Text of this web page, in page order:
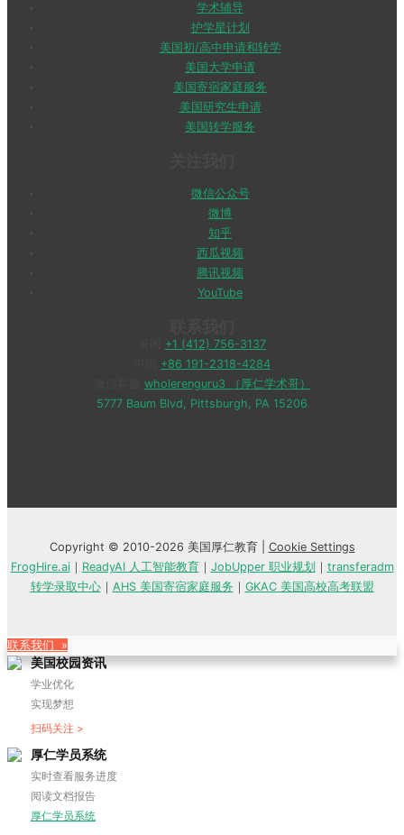
学术辅导
护学星计划
美国初/高中申请和转学
美国大学申请
美国寄宿家庭服务
美国研究生申请
美国转学服务
微信公众号
微博
知乎
西瓜视频
腾讯视频
YouTube
+1 (412) 756-3137
+86 191-2318-4284
wholerenguru3 （厚仁学术哥）
5777 Baum Blvd, Pittsburgh, PA 15206
Copyright © 2010-2026 美国厚仁教育 | Cookie Settings
FrogHire.ai｜ ReadyAI 人工智能教育｜ JobUpper 职业规划 ｜ transferadm
转学录取中心｜ AHS 美国寄宿家庭服务 ｜ GKAC 美国高校高考联盟
联系我们 »
美国校园资讯
学业优化
实现梦想
扫码关注 >
厚仁学员系统
实时查看服务进度
阅读文档报告
厚仁学员系统